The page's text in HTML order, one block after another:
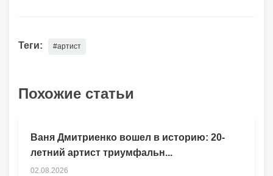
Теги: #артист
Похожие статьи
Ваня Дмитриенко вошел в историю: 20-
летний артист триумфальн...
02.08.2026